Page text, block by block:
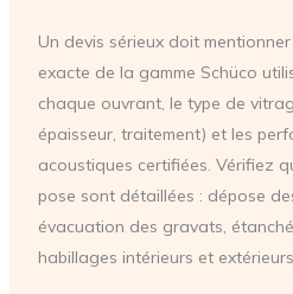
Un devis sérieux doit
exacte de la gamme Schüco
chaque ouvrant, le type de
épaisseur, traitement) et les
acoustiques certifiées. Vérifiez
pose sont détaillées : dépose
évacuation des gravats,
habillages intérieurs et